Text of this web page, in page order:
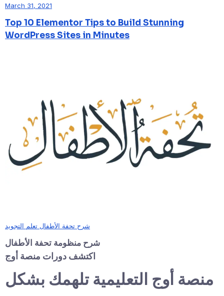
March 31, 2021
Top 10 Elementor Tips to Build Stunning
WordPress Sites in Minutes
شرح تحفة الأطفال تعلم التجويد
شرح منظومة تحفة الأطفال
اكتشف دورات منصة أوج
منصة أوج التعليمية تلهمك بشكل